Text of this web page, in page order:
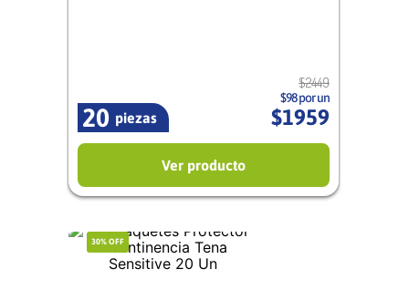
piezas
20
$2449
$98 por un
$1959
Ver producto
30% OFF